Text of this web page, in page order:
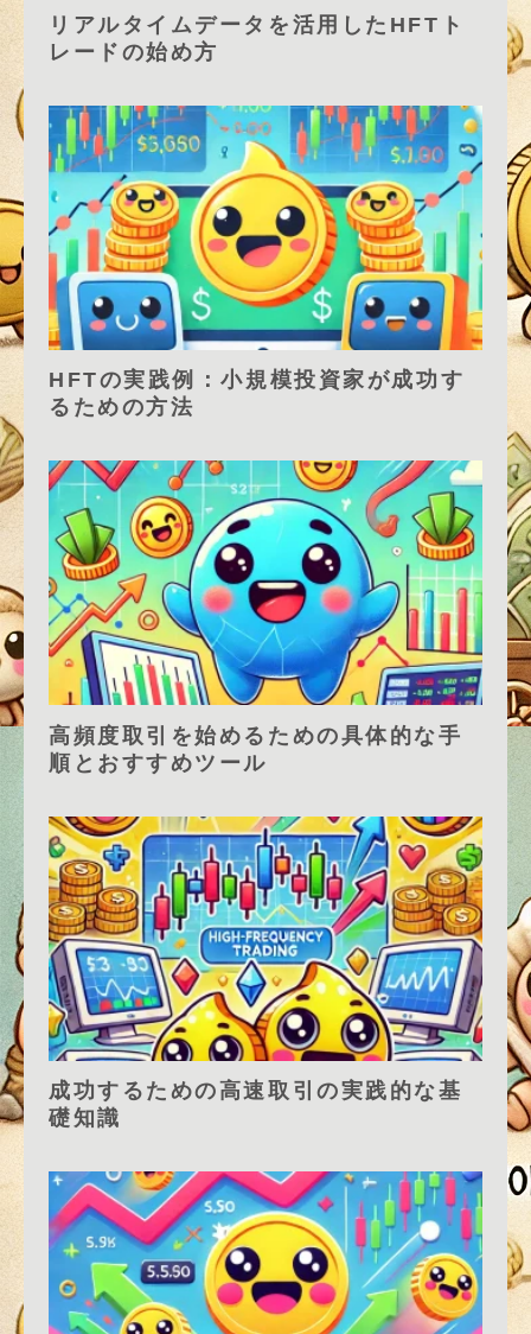
リアルタイムデータを活用したHFTト
レードの始め方
HFTの実践例：小規模投資家が成功す
るための方法
高頻度取引を始めるための具体的な手
順とおすすめツール
成功するための高速取引の実践的な基
礎知識